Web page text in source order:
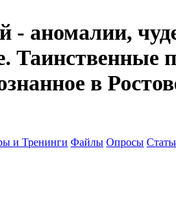
- аномалии,
в
и Тренинги Файлы Опросы